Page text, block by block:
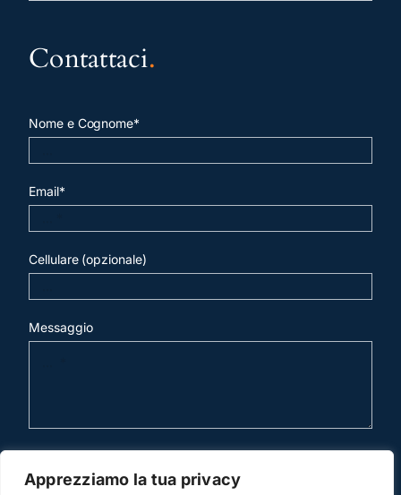
Apprezziamo la tua privacy
Contattaci.
Nome e Cognome*
Email*
Cellulare (opzionale)
Messaggio